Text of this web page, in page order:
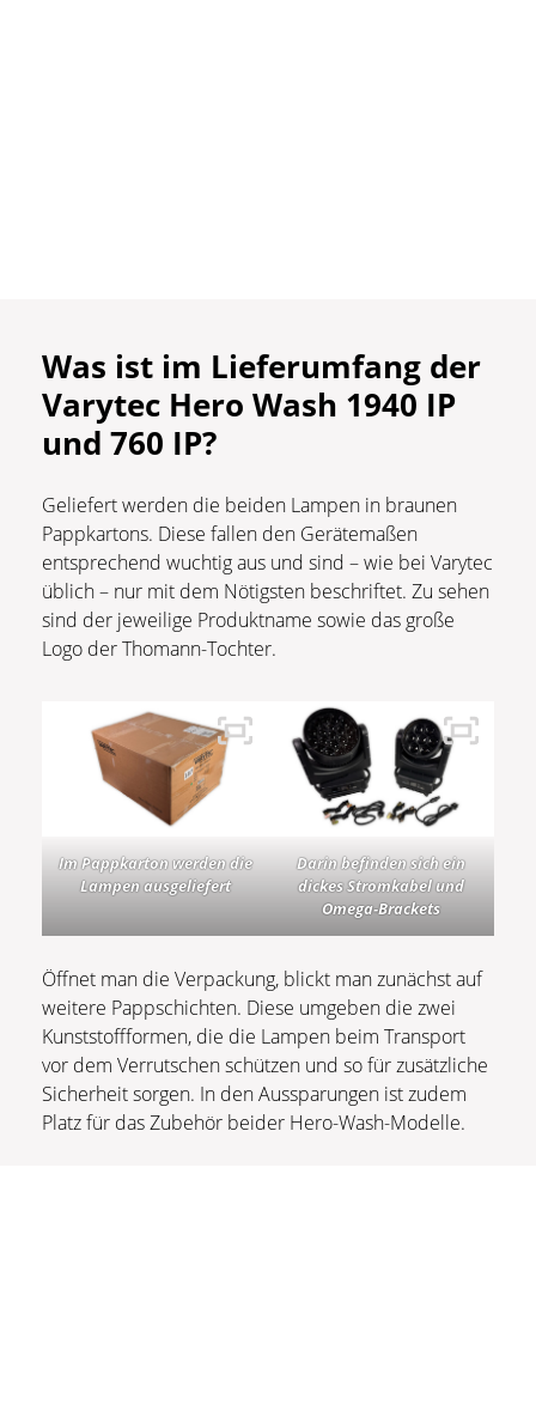
Was ist im Lieferumfang der
Varytec Hero Wash 1940 IP
und 760 IP?
Geliefert werden die beiden Lampen in braunen
Pappkartons. Diese fallen den Gerätemaßen
entsprechend wuchtig aus und sind – wie bei Varytec
üblich – nur mit dem Nötigsten beschriftet. Zu sehen
sind der jeweilige Produktname sowie das große
Logo der Thomann-Tochter.
Im Pappkarton werden die
Lampen ausgeliefert
Darin befinden sich ein
dickes Stromkabel und
Omega-Brackets
Öffnet man die Verpackung, blickt man zunächst auf
weitere Pappschichten. Diese umgeben die zwei
Kunststoffformen, die die Lampen beim Transport
vor dem Verrutschen schützen und so für zusätzliche
Sicherheit sorgen. In den Aussparungen ist zudem
Platz für das Zubehör beider Hero-Wash-Modelle.